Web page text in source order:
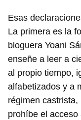
Esas
La primera es la
bloguera Yoani
enseñe a leer a
al propio tiempo,
alfabetizados y a
régimen
prohíbe el